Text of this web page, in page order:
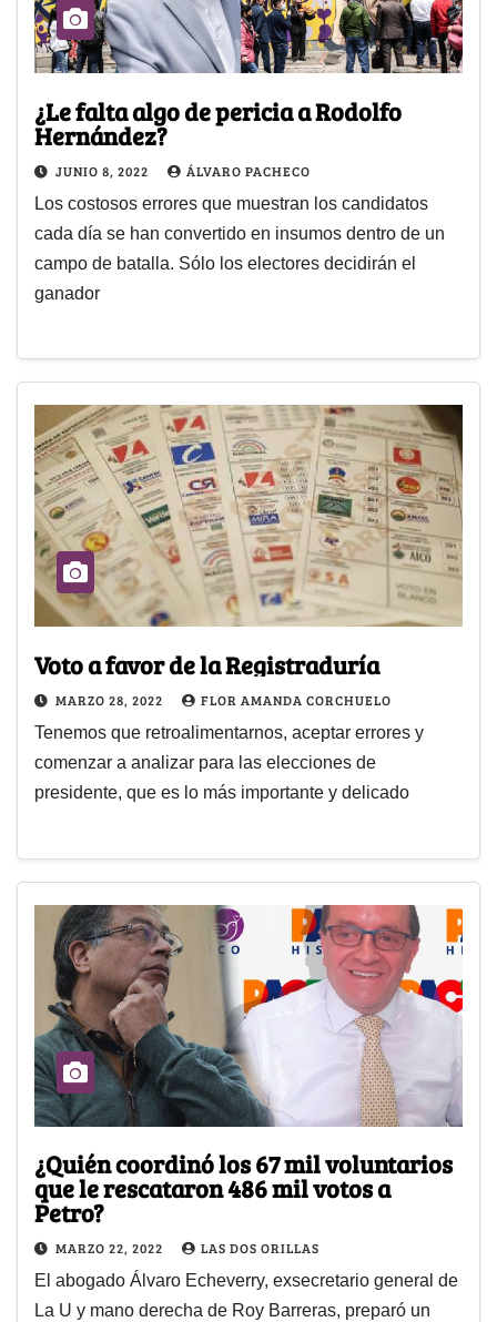
¿Le falta algo de pericia a Rodolfo
Hernández?
JUNIO 8, 2022 ÁLVARO PACHECO
Los costosos errores que muestran los candidatos
cada día se han convertido en insumos dentro de un
campo de batalla. Sólo los electores decidirán el
ganador
Voto a favor de la Registraduría
MARZO 28, 2022 FLOR AMANDA CORCHUELO
Tenemos que retroalimentarnos, aceptar errores y
comenzar a analizar para las elecciones de
presidente, que es lo más importante y delicado
¿Quién coordinó los 67 mil voluntarios
que le rescataron 486 mil votos a
Petro?
MARZO 22, 2022 LAS DOS ORILLAS
El abogado Álvaro Echeverry, exsecretario general de
La U y mano derecha de Roy Barreras, preparó un